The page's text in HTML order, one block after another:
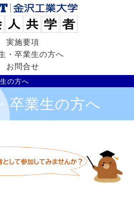
実施要項
・卒業生の方へ
お問合せ
の方へ
卒業生の方へ